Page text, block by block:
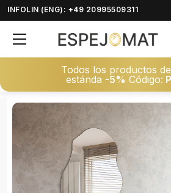
INFOLIN (ENG): +49 20995509311
Todos los productos
estánda -5% Código: